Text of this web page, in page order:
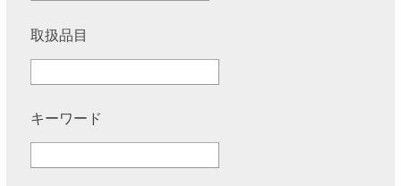
取扱品目
キーワード